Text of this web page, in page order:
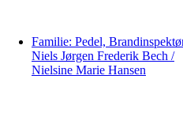
Familie: Pedel,
Niels Jørgen Frederik Bech /
Nielsine Marie Hansen